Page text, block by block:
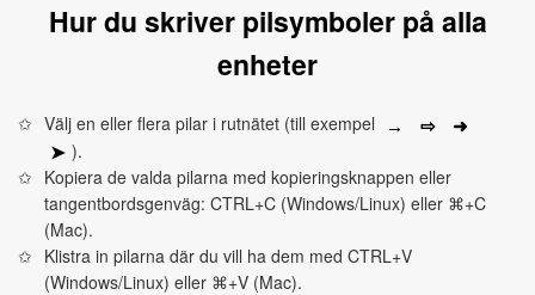
Hur du skriver pilsymboler på alla
enheter
Välj en eller flera pilar i rutnätet (till exempel → ⇨
➜
➤ ).
Kopiera de valda pilarna med kopieringsknappen eller
tangentbordsgenväg: CTRL+C (Windows/Linux) eller ⌘+C
(Mac).
Klistra in pilarna där du vill ha dem med CTRL+V
(Windows/Linux) eller ⌘+V (Mac).